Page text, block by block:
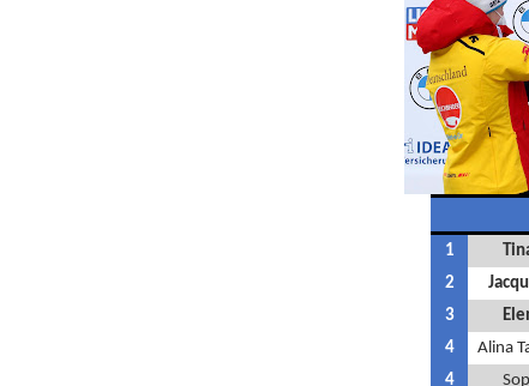
1
2
3
4
Alina
4